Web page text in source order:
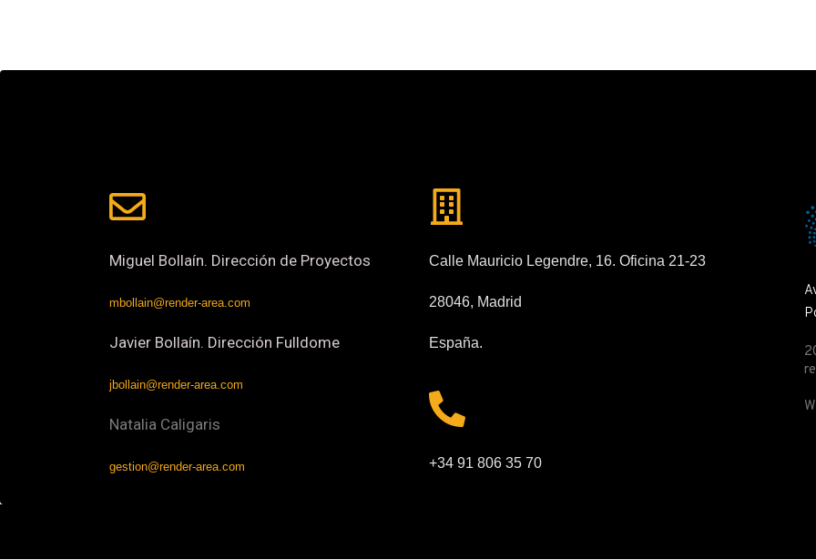
Miguel Bollaín. Dirección de Proyectos
mbollain@render-area.com
Javier Bollaín. Dirección Fulldome
jbollain@render-area.com
Natalia Caligaris
gestion@render-area.com
Calle Mauricio Legendre, 16. Oficina 21-23
28046, Madrid
España.
+34 91 806 35 70